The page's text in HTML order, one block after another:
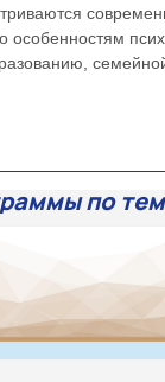
особенностям
по